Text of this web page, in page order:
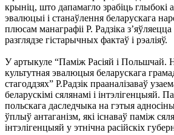
крыніц, што дапамагло зрабіць глыбокі
эвалюцыі і станаўлення беларускага
плюсам манаграфіі Р. Радзіка
разглядзе гістарычных фактаў і рэаліяў.
У артыкуле “Паміж Расіяй і Польшчай.
культутная эвалюцыя беларускага
стагоддзях” Р.Радзік прааналізаваў
беларускімі сялянамі і інтэлігенцыяй.
польскага даследчыка на гэтыя
ўплыў антаганізм, які існаваў паміж
інтэлігенцыяй у этнічна расійскіх